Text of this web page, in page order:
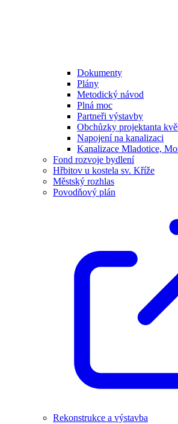
Dokumenty
Plány
Metodický návod
Plná moc
Partneři výstavby
Obchůzky projektanta
Napojení na kanalizaci
Kanalizace Mladotice,
Fond rozvoje bydlení
Hřbitov u kostela sv. Kříže
Městský rozhlas
Povodňový plán
Rekonstrukce a výstavba